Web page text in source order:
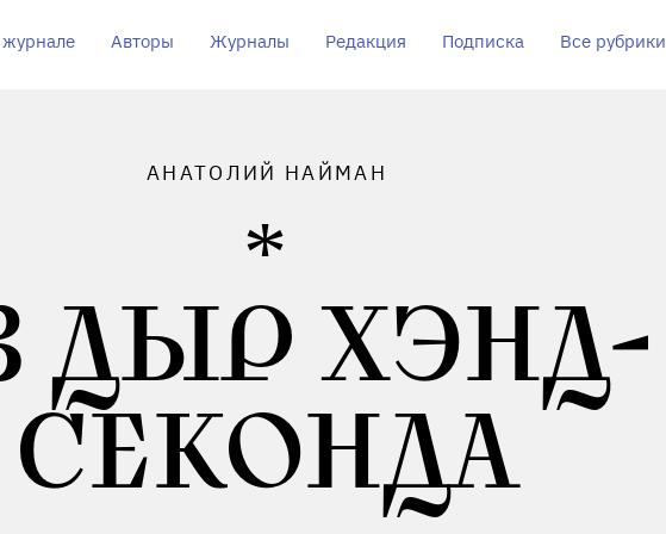
Авторы Журналы Редакция Подписка Все рубрики
АНАТОЛИЙ НАЙМАН
ДЫР ХЭНД-
СЕКОНДА